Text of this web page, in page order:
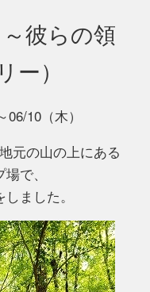
彼らの領
ー）
10（木）
元の山の上にある
で、
しました。